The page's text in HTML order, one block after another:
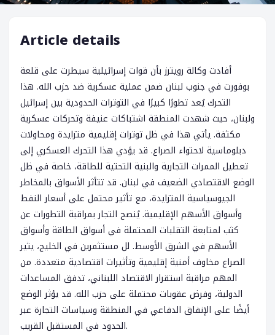
Article details
أفادت وكالة رويترز بأن قوات إسرائيلية سيطرت على قلعة
بوفورت في جنوب لبنان ضمن عملية عسكرية ضد حزب الله. هذا
التحرك يُعد تطورًا كبيرًا في التوترات الحدودية بين إسرائيل
ولبنان، حيث شهدت المنطقة اشتباكات عنيفة وتحركات عسكرية
مكثفة. يأتي هذا في ظل توترات إقليمية متزايدة ومحاولات
دبلوماسية لاحتواء الصراع. قد يؤدي هذا التحرك العسكري إلى
تعطيل الممرات التجارية والبنية التحتية للطاقة، خاصة في ظل
الوضع الاقتصادي الضعيف في لبنان. قد تتأثر الأسواق بالمخاطر
الجيوسياسية المتزايدة، مع تأثير محتمل على أسعار النفط
وأسواق الأسهم الإقليمية. يُنصح التجار بمراقبة التطورات عن
كثب لمتابعة التقلبات المحتملة في أسواق الطاقة وأسواق
الأسهم في الشرق الأوسط. لل مستثمرين في الخليج، يثير
الصراع مخاوف أمنية إقليمية وتأثيرات اقتصادية متعددة. من
المهم مراقبة استقرار الاقتصاد اللبناني، تدفق المساعدات
الدولية، وفرض عقوبات محتملة على حزب الله. قد يؤثر الوضع
أيضًا على الإنفاق الدفاعي في المنطقة وسياسات التجارة عبر
الحدود في المستقبل القريب.